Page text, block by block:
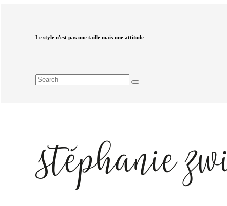
Le style n'est pas une taille mais une attitude